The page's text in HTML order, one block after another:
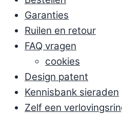
Garanties
Ruilen en retour
FAQ vragen
cookies
Design patent
Kennisbank sieraden
Zelf een